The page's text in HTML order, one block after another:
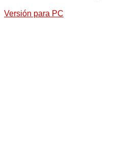
Versión para PC